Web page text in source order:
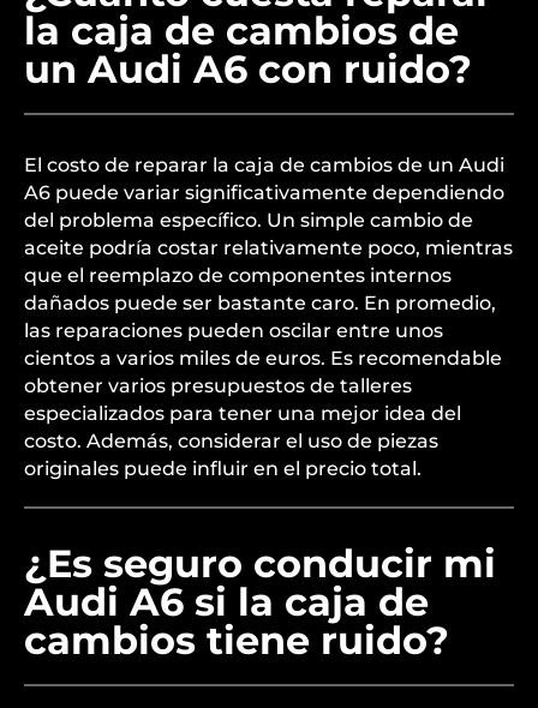
la caja de cambios de
un Audi A6 con ruido?
El costo de reparar la caja de cambios de un Audi
A6 puede variar significativamente dependiendo
del problema específico. Un simple cambio de
aceite podría costar relativamente poco, mientras
que el reemplazo de componentes internos
dañados puede ser bastante caro. En promedio,
las reparaciones pueden oscilar entre unos
cientos a varios miles de euros. Es recomendable
obtener varios presupuestos de talleres
especializados para tener una mejor idea del
costo. Además, considerar el uso de piezas
originales puede influir en el precio total.
¿Es seguro conducir mi
Audi A6 si la caja de
cambios tiene ruido?